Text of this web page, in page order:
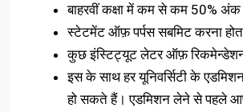
बाहरवीं कक्षा में कम से कम 50% अंक
स्टेटमेंट ऑफ़ पर्पस सबमिट करना
कुछ इंस्टिट्यूट लेटर ऑफ़ रिकमेन्डेशन
इस के साथ हर यूनिवर्सिटी के
हो सकते हैं। एडमिशन लेने से पहले